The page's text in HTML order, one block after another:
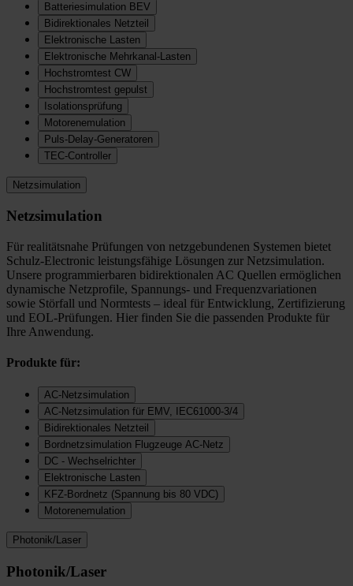
Batteriesimulation BEV
Bidirektionales Netzteil
Elektronische Lasten
Elektronische Mehrkanal-Lasten
Hochstromtest CW
Hochstromtest gepulst
Isolationsprüfung
Motorenemulation
Puls-Delay-Generatoren
TEC-Controller
Netzsimulation
Netzsimulation
Für realitätsnahe Prüfungen von netzgebundenen Systemen bietet
Schulz-Electronic leistungsfähige Lösungen zur Netzsimulation.
Unsere programmierbaren bidirektionalen AC Quellen ermöglichen
dynamische Netzprofile, Spannungs- und Frequenzvariationen
sowie Störfall und Normtests – ideal für Entwicklung, Zertifizierung
und EOL-Prüfungen. Hier finden Sie die passenden Produkte für
Ihre Anwendung.
Produkte für:
AC-Netzsimulation
AC-Netzsimulation für EMV, IEC61000-3/4
Bidirektionales Netzteil
Bordnetzsimulation Flugzeuge AC-Netz
DC - Wechselrichter
Elektronische Lasten
KFZ-Bordnetz (Spannung bis 80 VDC)
Motorenemulation
Photonik/Laser
Photonik/Laser